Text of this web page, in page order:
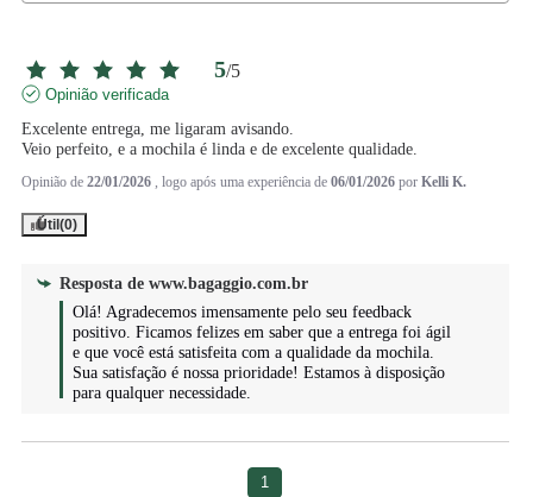
5/5
Opinião verificada
Excelente entrega, me ligaram avisando.
Veio perfeito, e a mochila é linda e de excelente qualidade.
Opinião de 22/01/2026 , logo após uma experiência de 06/01/2026 por Kelli K.
Útil(0)
Resposta de www.bagaggio.com.br
Olá! Agradecemos imensamente pelo seu feedback
positivo. Ficamos felizes em saber que a entrega foi ágil
e que você está satisfeita com a qualidade da mochila.
Sua satisfação é nossa prioridade! Estamos à disposição
para qualquer necessidade.
1